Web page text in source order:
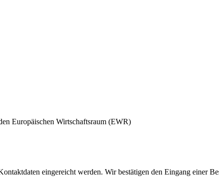
Europäischen Wirtschaftsraum (EWR)
eingereicht werden. Wir bestätigen den Eingang einer